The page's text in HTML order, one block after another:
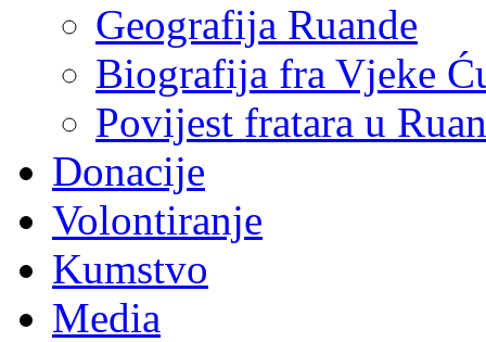
Geografija Ruande
Biografija fra Vjeke
Povijest fratara u
Donacije
Volontiranje
Kumstvo
Media